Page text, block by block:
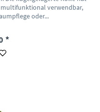
verwendbar,
oder...
*